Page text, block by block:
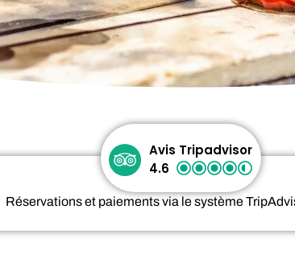
Avis Tripadvisor
4.6
Réservations et paiements via le système